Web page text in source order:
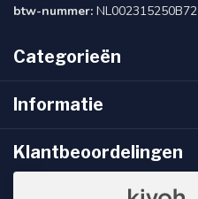
btw-nummer: NL002315250B72
Categorieën
Informatie
Klantbeoordelingen